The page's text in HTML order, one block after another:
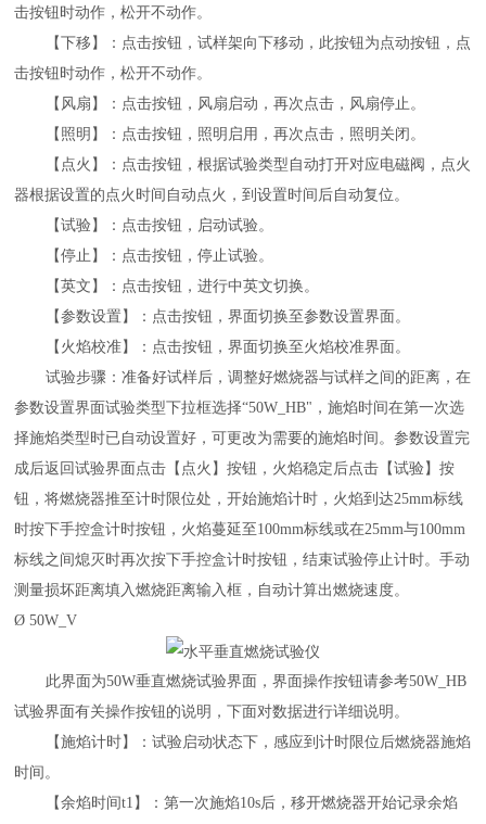
击按钮时动作，松开不动作。
【下移】：点击按钮，试样架向下移动，此按钮为点动按钮，点
击按钮时动作，松开不动作。
【风扇】：点击按钮，风扇启动，再次点击，风扇停止。
【照明】：点击按钮，照明启用，再次点击，照明关闭。
【点火】：点击按钮，根据试验类型 自动打开对应电磁阀， 点火
器根据设置的点火时间自动点火，到设置时间后自动复位。
【试验】：点击按钮，启动试验。
【停止】：点击按钮，停止试验。
【英文】：点击按钮，进行中英文切换。
【参数设置】：点击按钮，界面切换至参数设置界面。
【火焰校准】：点击按钮，界面切换至火焰校准界面。
试验步骤：准备好试样后，调整好燃烧器与试样之间的距离，在
参数设置界面试验类型下拉框选择“50W_HB"，施焰时间在第一次选
择施焰类型时已自动设置好，可更改为需要的施焰时间。参数设置完
成后返回试验界面点击【点火】按钮，火焰稳定后点击【试验】按
钮，将燃烧器推至计时限位处，开始施焰计时，火焰到达25mm标线
时按下手控盒计时按钮，火焰蔓延至100mm标线或在25mm与100mm
标线之间熄灭时再次按下手控盒计时按钮，结束试验停止计时。手动
测量损坏距离填入燃烧距离输入框，自动计算出燃烧速度。
Ø50W_V
此界面为50W垂直燃烧试验界面，界面操作按钮请参考50W_HB
试验界面有关操作按钮的说明，下面对数据进行详细说明。
【施焰计时】：试验启动状态下，感应到计时限位后燃烧器施焰
时间。
【余焰时间t1】：第一次施焰10s后，移开燃烧器开始记录余焰